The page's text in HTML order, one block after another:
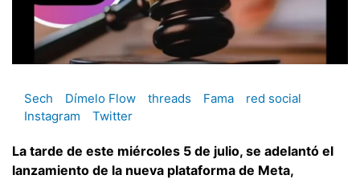
Sech Dímelo Flow threads Fama
red social
Instagram
Twitter
La tarde de este miércoles 5 de julio, se adelantó el
lanzamiento de la nueva plataforma de Meta,